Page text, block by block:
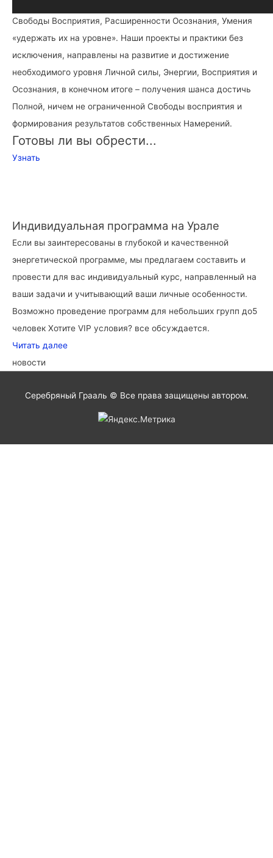
Свободы Восприятия, Расширенности Осознания, Умения
«удержать их на уровне». Наши проекты и практики без
исключения, направлены на развитие и достижение
необходимого уровня Личной силы, Энергии, Восприятия и
Осознания, в конечном итоге – получения шанса достичь
Полной, ничем не ограниченной Свободы восприятия и
формирования результатов собственных Намерений.
Готовы ли вы обрести...
Узнать
Индивидуальная программа на Урале
Если вы заинтересованы в глубокой и качественной
энергетической программе, мы предлагаем составить и
провести для вас индивидуальный курс, направленный на
ваши задачи и учитывающий ваши личные особенности.
Возможно проведение программ для небольших групп до5
человек Хотите VIP условия? все обсуждается.
Читать далее
новости
Серебряный Грааль © Все права защищены автором.